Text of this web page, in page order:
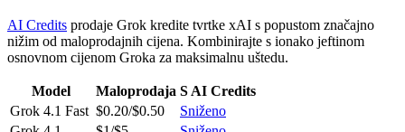
AI Credits prodaje Grok kredite tvrtke xAI s popustom značajno
nižim od maloprodajnih cijena. Kombinirajte s ionako jeftinom
osnovnom cijenom Groka za maksimalnu uštedu.
Model Maloprodaja S AI Credits
Grok 4.1 Fast $0.20/$0.50
Sniženo